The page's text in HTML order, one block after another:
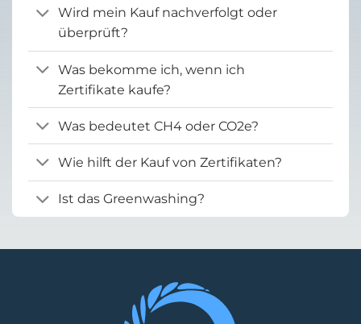
Wird mein Kauf nachverfolgt oder
überprüft?
Was bekomme ich, wenn ich
Zertifikate kaufe?
Was bedeutet CH4 oder CO2e?
Wie hilft der Kauf von Zertifikaten?
Ist das Greenwashing?